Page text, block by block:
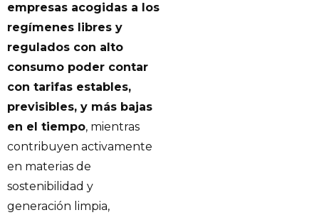
empresas acogidas a los
regímenes libres y
regulados con alto
consumo poder contar
con tarifas estables,
previsibles, y más bajas
en el tiempo, mientras
contribuyen activamente
en materias de
sostenibilidad y
generación limpia,